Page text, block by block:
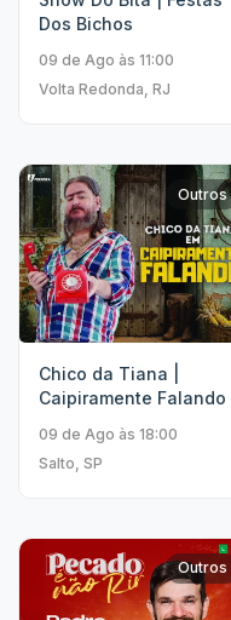
Dos Bichos
09 de Ago às 11:00
Volta Redonda, RJ
Outros
Chico da Tiana |
Caipiramente Falando
09 de Ago às 18:00
Salto, SP
Outros